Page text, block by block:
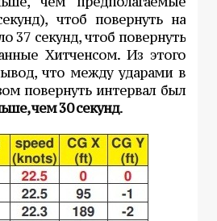
чтоб повернуть на
37 секунд, чтоб повернуть
Хитченсом. Из этого
что между ударами в
повернуть интервал был
чем 30 секунд.